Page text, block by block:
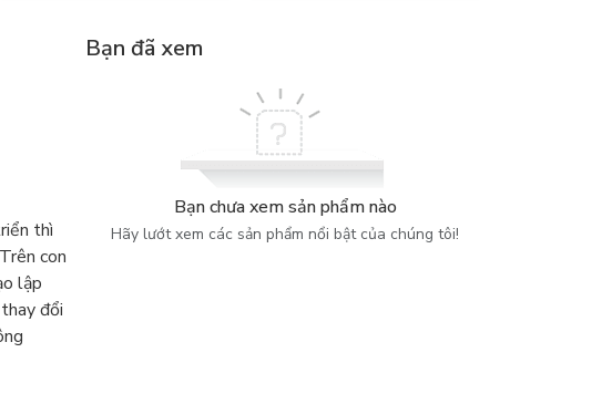
thì
con
lập
đổi
Bạn đã xem
Bạn chưa xem sản phẩm nào
Hãy lướt xem các sản phẩm nổi bật của chúng tôi!